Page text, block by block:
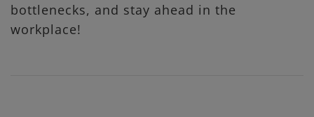
bottlenecks, and stay ahead in the
workplace!